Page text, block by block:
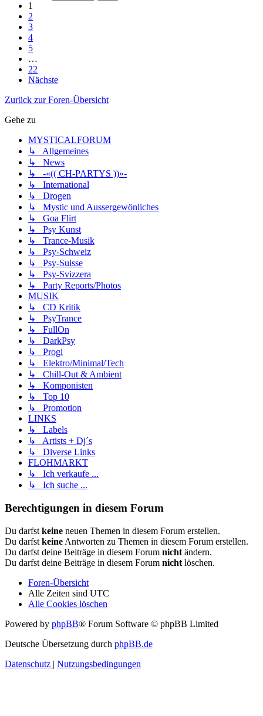
1
2
3
4
5
…
22
Nächste
Zurück zur Foren-Übersicht
Gehe zu
MYSTICALFORUM
↳ Allgemeines
↳ News
↳ -«(( CH-PARTYS ))»-
↳ International
↳ Drogen
↳ Mystic und Aussergewönliches
↳ Goa Flirt
↳ Psy Kunst
↳ Trance-Musik
↳ Psy-Schweiz
↳ Psy-Suisse
↳ Psy-Svizzera
↳ Party Reports/Photos
MUSIK
↳ CD Kritik
↳ PsyTrance
↳ FullOn
↳ DarkPsy
↳ Progi
↳ Elektro/Minimal/Tech
↳ Chill-Out & Ambient
↳ Komponisten
↳ Top 10
↳ Promotion
LINKS
↳ Labels
↳ Artists + Dj´s
↳ Diverse Links
FLOHMARKT
↳ Ich verkaufe ...
↳ Ich suche ...
Berechtigungen in diesem Forum
Du darfst keine neuen Themen in diesem Forum erstellen.
Du darfst keine Antworten zu Themen in diesem Forum erstellen.
Du darfst deine Beiträge in diesem Forum nicht ändern.
Du darfst deine Beiträge in diesem Forum nicht löschen.
Foren-Übersicht
Alle Zeiten sind UTC
Alle Cookies löschen
Powered by phpBB® Forum Software © phpBB Limited
Deutsche Übersetzung durch phpBB.de
Datenschutz | Nutzungsbedingungen